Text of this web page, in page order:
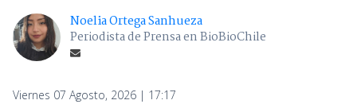
Noelia Ortega Sanhueza
Periodista de Prensa en BioBioChile
Viernes 07 Agosto, 2026 | 17:17